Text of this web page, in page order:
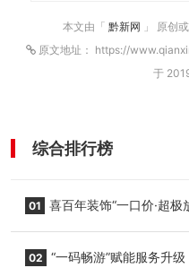
本文由「 黔新网 」 原创
原文地址： https://
于
综合排行榜
01 喜百年装饰“一口价·超
02 “一码畅游”赋能服务升